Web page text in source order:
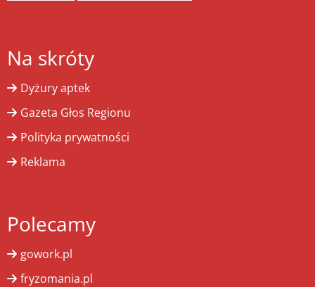
Na skróty
Dyżury aptek
Gazeta Głos Regionu
Polityka prywatności
Reklama
Polecamy
gowork.pl
fryzomania.pl